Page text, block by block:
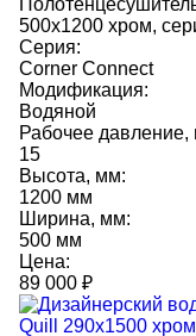
500х1200 хром,
Серия:
Corner Connect
Модификация:
Водяной
Рабочее давление,
15
Высота, мм:
1200 мм
Ширина, мм:
500 мм
Цена:
89 000 ₽